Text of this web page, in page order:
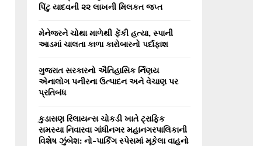
rપિંટુ યાદવની ૨૨ લાખની મિલકત જપ્ત
મેનેજરને ચોથા માળેથી ફેંકી હત્યા, સ્પાની
આડમાં ચાલતા કાળા કારોબારનો પર્દાફાશ
ગુજરાત સરકારનો ઐતિહાસિક ર્નિણય
એનાલોગ પનીરના ઉત્પાદન અને વેચાણ પર
પ્રતિબંધ
કુડાસણ રિલાયન્સ ચોકડી ખાતે ટ્રાફિક
સમસ્યા નિવારવા ગાંધીનગર મહાનગરપાલિકાની
વિશેષ ઝુંબેશ: નો-પાર્કિંગ સ્પેસમાં મૂકેલા વાહનો